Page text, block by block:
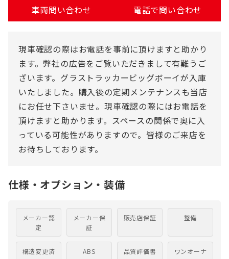
車両問い合わせ 電話で問い合わせ
現車確認の際はお電話を事前に頂けますと助かり
ます。弊社の広告をご覧いただきまして有難うご
ざいます。グラストラッカービッグボーイが入庫
いたしました。購入後の定期メンテナンスも当店
にお任せ下さいませ。現車確認の際にはお電話を
頂けますと助かります。スペースの関係で奥に入
っている可能性がありますので。皆様のご来店を
お待ちしております。
仕様・オプション・装備
メーカー認
定
メーカー保
証
販売店保証 整備
構造変更済
ABS 品質評価書
ワンオーナ